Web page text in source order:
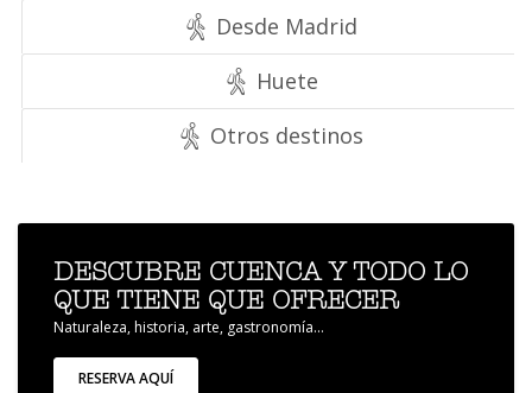
Desde Madrid
Huete
Otros destinos
DESCUBRE CUENCA Y TODO LO
QUE TIENE QUE OFRECER
Naturaleza, historia, arte, gastronomía...
RESERVA AQUÍ